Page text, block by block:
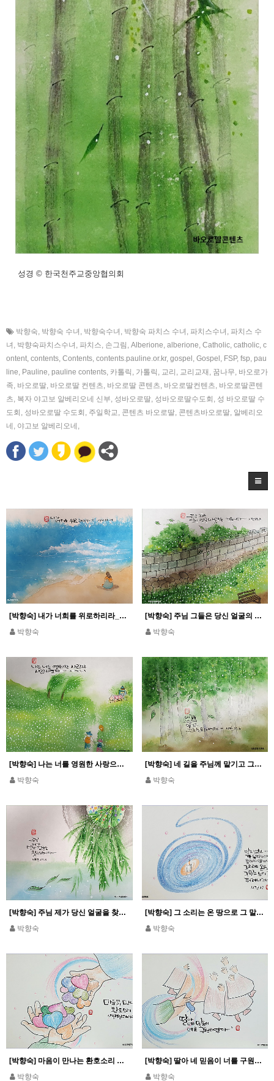
성경 © 한국천주교중앙협의회
박향숙, 박향숙 수녀 , 박향숙수녀 , 박향숙 파치스 수녀 , 파치스수녀 , 파치스 수
녀 , 박향숙파치스수녀 , 파치스, 손그림 , Alberione, alberione, Catholic, catholic, c
ontent, contents, Contents, contents.pauline.or.kr, gospel , Gospel , FSP, fsp, pau
line, Pauline, pauline contents, 카톨릭 , 가톨릭 , 교리 , 교리교재 , 꿈나무, 바오로가
족, 바오로딸, 바오로딸 컨텐츠, 바오로딸 콘텐츠, 바오로딸컨텐츠, 바오로딸콘텐
츠, 복자 야고보 알베리오네 신부, 성바오로딸, 성바오로딸수도회 , 성 바오로딸 수
도회 , 성바오로딸 수도회 , 주일학교, 콘텐츠 바오로딸, 콘텐츠바오로딸, 알베리오
네 , 야고보 알베리오네 ,
[박향숙] 내가 너희를 위로하리라_이사 66,13
박향숙
[박향숙] 주님 그들은 당신 얼굴의 빛 속을 걷습니다_시편 89,16
박향숙
[박향숙] 나는 너를 영원한 사랑으로 사랑하였다_예레 31,3
박향숙
[박향숙] 네 길을 주님께 맡기고 그분을 신뢰하여라_시편 37,5
박향숙
[박향숙] 주님 제가 당신 얼굴을 찾고 있습니다_시편 27,8
박향숙
[박향숙] 그 소리는 온 땅으로 그 말은 누리 끝까지 퍼져나가네_시편 19
박향숙
[박향숙] 마음이 만나는 환호소리 영원하리라
박향숙
[박향숙] 딸아 네 믿음이 너를 구원하였다_마르 5,34
박향숙